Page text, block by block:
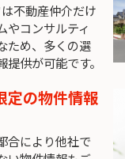
不動産仲介だけ
やコンサルティ
ため、多くの選
供が可能です。
定の物件情報
合により他社で